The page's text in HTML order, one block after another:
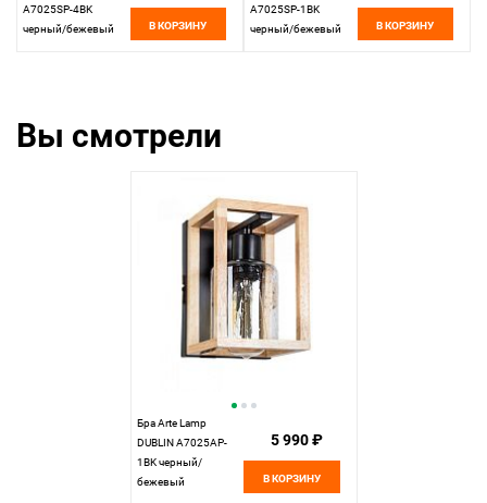
A7025SP-4BK
черный/бежевый
В КОРЗИНУ
A7025SP-1BK
черный/бежевый
В КОРЗИНУ
Вы смотрели
Бра Arte Lamp
DUBLIN A7025AP-
1BK черный/
бежевый
5 990 ₽
В КОРЗИНУ